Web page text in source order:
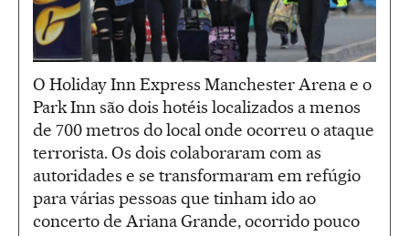
O Holiday Inn Express Manchester Arena e o
Park Inn são dois hotéis localizados a menos
de 700 metros do local onde ocorreu o ataque
terrorista. Os dois colaboraram com as
autoridades e se transformaram em refúgio
para várias pessoas que tinham ido ao
concerto de Ariana Grande, ocorrido pouco